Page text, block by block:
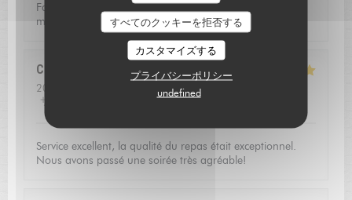
すべてのクッキーを拒否する
カスタマイズする
プライバシーポリシー
undefined
Fantastic food and good service. Defininetly worth a
michelin star
Catherine
2026-07-16
- 20:00 - ゲスト 3
サービス
/5 メニュー
Service excellent, la qualité du repas était exceptionnel.
Nous avons passé une soirée très agréable!